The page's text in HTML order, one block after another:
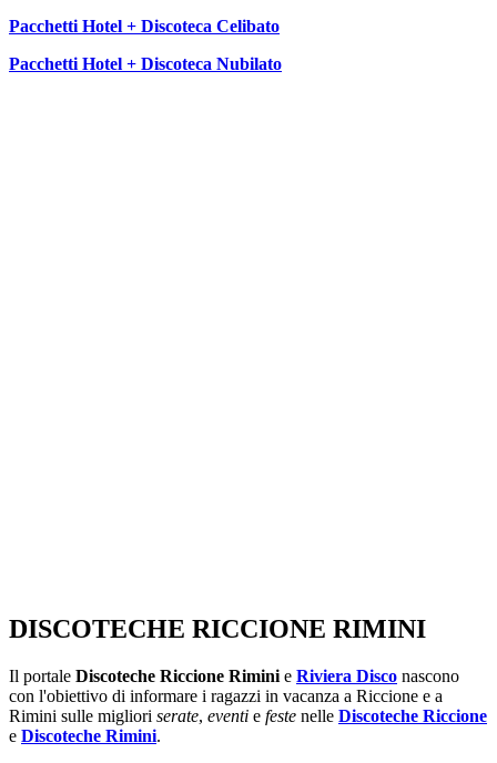
Pacchetti Hotel + Discoteca Celibato
Pacchetti Hotel + Discoteca Nubilato
DISCOTECHE RICCIONE RIMINI
Il portale Discoteche Riccione Rimini e Riviera Disco nascono
con l'obiettivo di informare i ragazzi in vacanza a Riccione e a
Rimini sulle migliori serate, eventi e feste nelle Discoteche Riccione
e Discoteche Rimini.